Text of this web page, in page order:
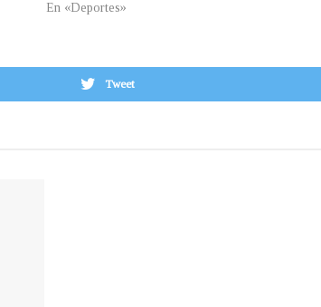
En «Deportes»
Tweet